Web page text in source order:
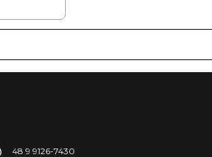
48 9 9126-7430